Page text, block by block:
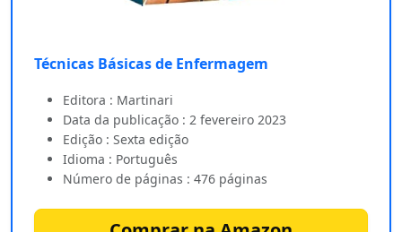
Técnicas Básicas de Enfermagem
Editora : Martinari
Data da publicação : 2 fevereiro 2023
Edição : Sexta edição
Idioma : Português
Número de páginas : 476 páginas